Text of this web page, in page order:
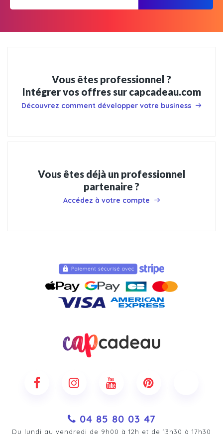
Vous êtes professionnel ?
Intégrer vos offres sur capcadeau.com
Découvrez comment développer votre business
Vous êtes déjà un professionnel
partenaire ?
Accédez à votre compte
04 85 80 03 47
Du lundi au vendredi de 9h00 à 12h et de 13h30 à 17h30